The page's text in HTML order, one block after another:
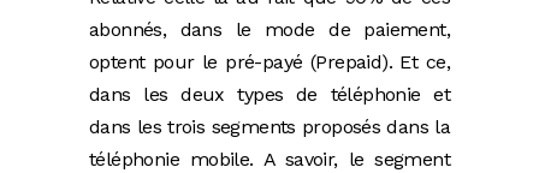
abonnés, dans le mode de paiement,
optent pour le pré-payé (Prepaid). Et ce,
dans les deux types de téléphonie et
dans les trois segments proposés dans la
téléphonie mobile. A savoir, le segment